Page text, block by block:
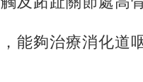
能夠治療消化道